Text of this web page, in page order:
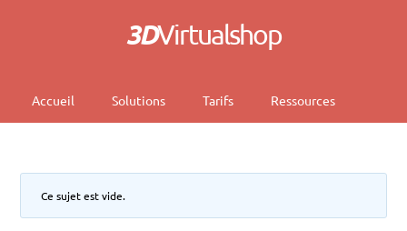
3DVirtualshop
Accueil Solutions Tarifs Ressources
Ce sujet est vide.